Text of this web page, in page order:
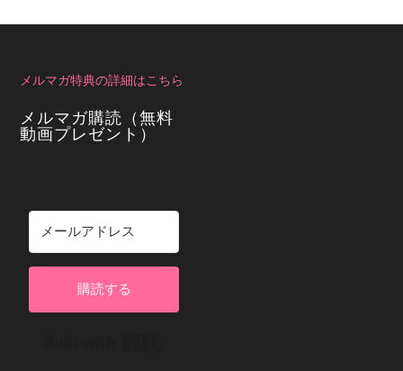
メルマガ特典の詳細はこちら
メルマガ購読（無料
動画プレゼント）
購読する